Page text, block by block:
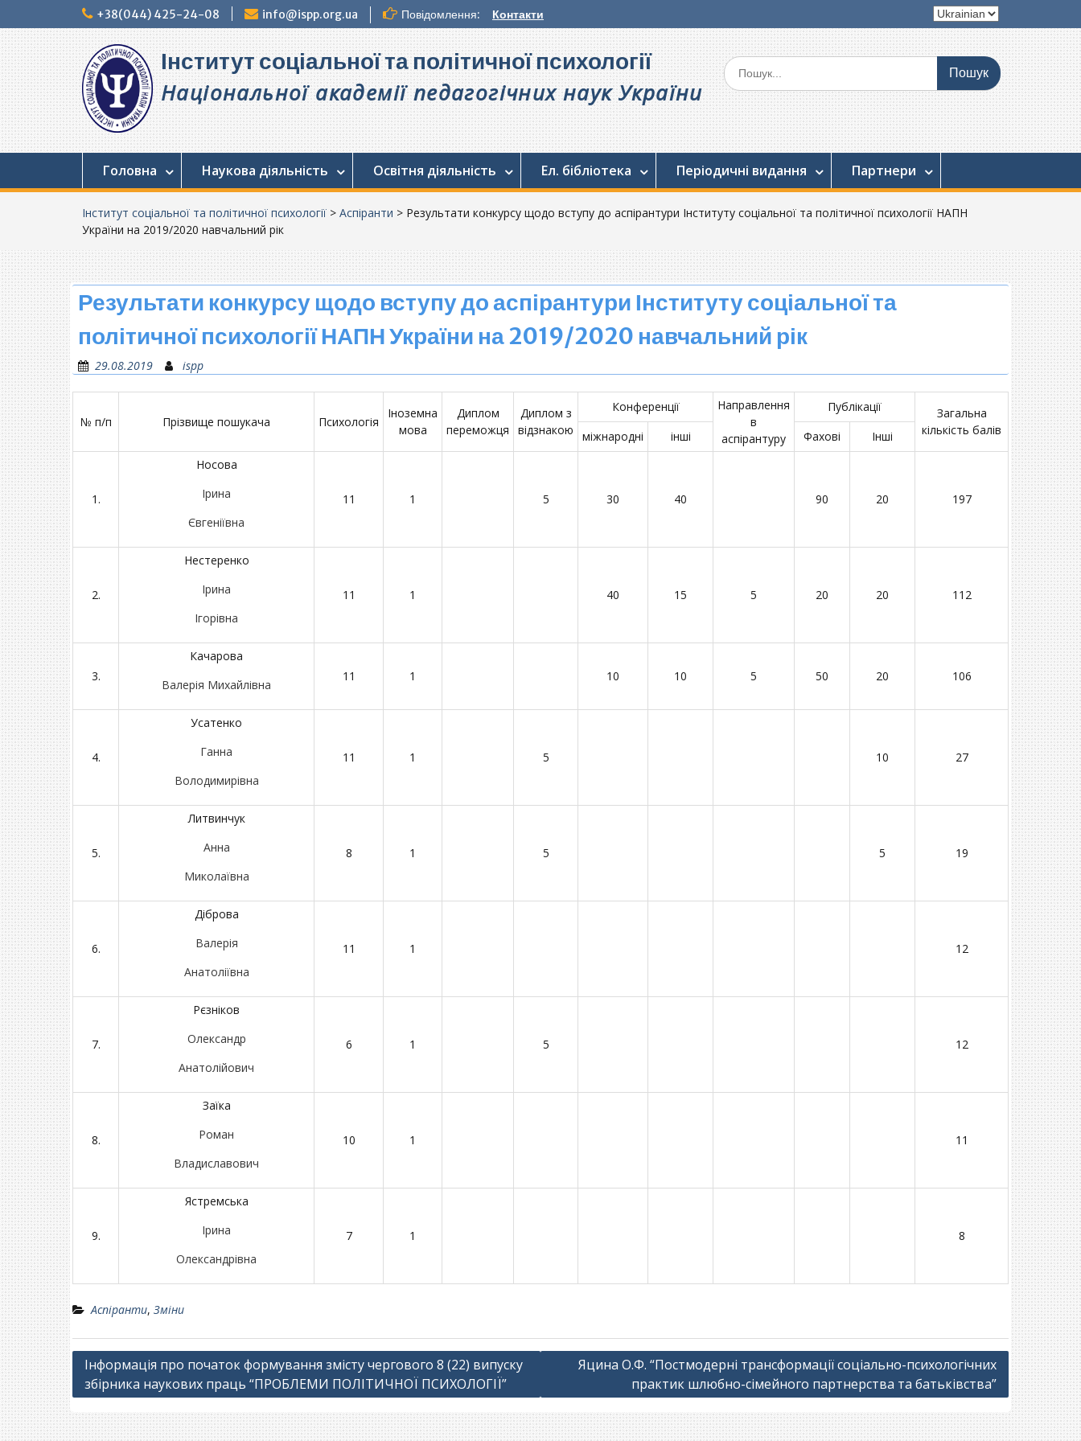
до
+38(044) 425-24-08 info@ispp.org.ua Повідомлення: Контакти
Вибрати
мову
Інститут соціальної та політичної психології
Національної академії педагогічних наук України
Шукати:
Головна Наукова діяльність Освітня діяльність Ел. бібліотека Періодичні видання Партнери
Інститут соціальної та політичної психології > Аспіранти > Результати конкурсу щодо вступу до аспірантури Інституту соціальної та політичної психології НАПН
України на 2019/2020 навчальний рік
Результати конкурсу щодо вступу до аспірантури Інституту соціальної та
політичної психології НАПН України на 2019/2020 навчальний рік
29.08.2019 ispp
№ п/п Прізвище пошукача Психологія
Іноземна
мова
Диплом
переможця
Диплом з
відзнакою
Конференції
Направлення
в
аспірантуру
Публікації
Загальна
кількість балів
міжнародні інші Фахові Інші
1.
Носова
Ірина
Євгеніївна
11 1 5 30 40 90 20 197
2.
Нестеренко
Ірина
Ігорівна
11 1 40 15 5 20 20 112
3.
Качарова
Валерія Михайлівна
11 1 10 10 5 50 20 106
4.
Усатенко
Ганна
Володимирівна
11 1 5 10 27
5.
Литвинчук
Анна
Миколаївна
8 1 5 5 19
6.
Діброва
Валерія
Анатоліївна
11 1 12
7.
Рєзніков
Олександр
Анатолійович
6 1 5 12
8.
Заїка
Роман
Владиславович
10 1 11
9.
Ястремська
Ірина
Олександрівна
7 1 8
Аспіранти, Зміни
Навігація
записів
Інформація про початок формування змісту чергового 8 (22) випуску
збірника наукових праць “ПРОБЛЕМИ ПОЛІТИЧНОЇ ПСИХОЛОГІЇ”
Яцина О.Ф. “Постмодерні трансформації соціально-психологічних
практик шлюбно-сімейного партнерства та батьківства”